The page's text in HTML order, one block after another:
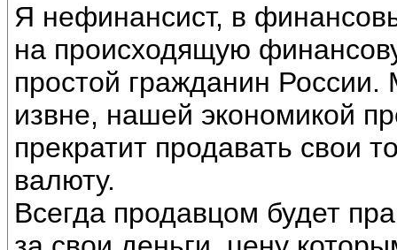
Я нефинансист, в
на происходящую
простой гражданин
извне, нашей экономикой
прекратит продавать свои
валюту.
Всегда продавцом будет